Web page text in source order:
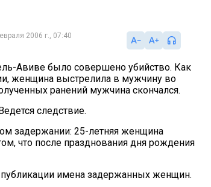
2006 г., 07:40
Авиве было совершено убийство. Как
женщина выстрелила в мужчину во
ранений мужчина скончался.
следствие.
задержании: 25-летняя женщина
что после празднования дня рождения
имена задержанных женщин.